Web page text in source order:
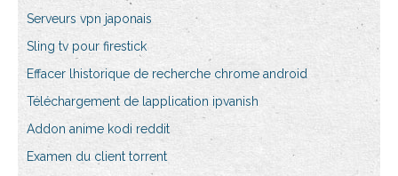
Serveurs vpn japonais
Sling tv pour firestick
Effacer lhistorique de recherche chrome android
Téléchargement de lapplication ipvanish
Addon anime kodi reddit
Examen du client torrent